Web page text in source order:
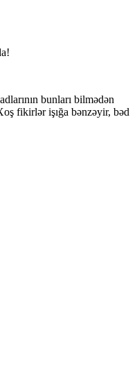
bunları bilmədən
fikirlər işığa bənzəyir, bəd